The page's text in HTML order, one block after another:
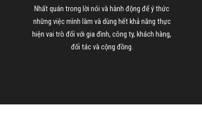
Nhất quán trong lời nói và hành động để ý thức
những việc mình làm và dùng hết khả năng thực
hiện vai trò đối với gia đình, công ty, khách hàng,
đối tác và cộng đồng.